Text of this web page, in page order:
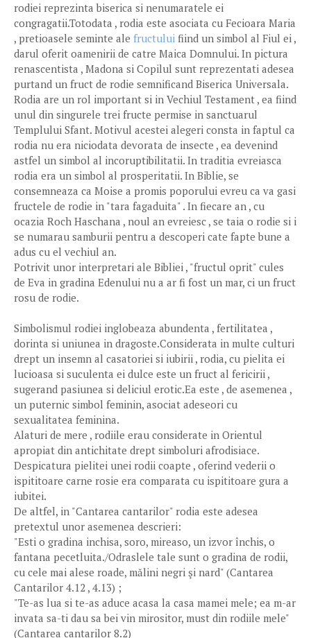
rodiei reprezinta biserica si nenumaratele ei
congragatii.Totodata , rodia este asociata cu Fecioara Maria
, pretioasele seminte ale fructului fiind un simbol al Fiul ei ,
darul oferit oamenirii de catre Maica Domnului. In pictura
renascentista , Madona si Copilul sunt reprezentati adesea
purtand un fruct de rodie semnificand Biserica Universala.
Rodia are un rol important si in Vechiul Testament , ea fiind
unul din singurele trei fructe permise in sanctuarul
Templului Sfant. Motivul acestei alegeri consta in faptul ca
rodia nu era niciodata devorata de insecte , ea devenind
astfel un simbol al incoruptibilitatii. In traditia evreiasca
rodia era un simbol al prosperitatii. In Biblie, se
consemneaza ca Moise a promis poporului evreu ca va gasi
fructele de rodie in "tara fagaduita" . In fiecare an , cu
ocazia Roch Haschana , noul an evreiesc , se taia o rodie si i
se numarau samburii pentru a descoperi cate fapte bune a
adus cu el vechiul an.
Potrivit unor interpretari ale Bibliei , "fructul oprit" cules
de Eva in gradina Edenului nu a ar fi fost un mar, ci un fruct
rosu de rodie.
Simbolismul rodiei inglobeaza abundenta , fertilitatea ,
dorinta si uniunea in dragoste.Considerata in multe culturi
drept un insemn al casatoriei si iubirii , rodia, cu pielita ei
lucioasa si suculenta ei dulce este un fruct al fericirii ,
sugerand pasiunea si deliciul erotic.Ea este , de asemenea ,
un puternic simbol feminin, asociat adeseori cu
sexualitatea feminina.
Alaturi de mere , rodiile erau considerate in Orientul
apropiat din antichitate drept simboluri afrodisiace.
Despicatura pielitei unei rodii coapte , oferind vederii o
ispititoare carne rosie era comparata cu ispititoare gura a
iubitei.
De altfel, in "Cantarea cantarilor" rodia este adesea
pretextul unor asemenea descrieri:
"Esti o gradina inchisa, soro, mireaso, un izvor închis, o
fantana pecetluita./Odraslele tale sunt o gradina de rodii,
cu cele mai alese roade, mălini negri şi nard" (Cantarea
Cantarilor 4.12 , 4.13) ;
"Te-as lua si te-as aduce acasa la casa mamei mele; ea m-ar
invata sa-ti dau sa bei vin mirositor, must din rodiile mele"
(Cantarea cantarilor 8.2)